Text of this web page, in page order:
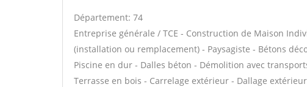
Département: 74
Entreprise générale / TCE - Construction de Maison
(installation ou remplacement) - Paysagiste - Bétons
Piscine en dur - Dalles béton - Démolition avec
Terrasse en bois - Carrelage extérieur - Dallage